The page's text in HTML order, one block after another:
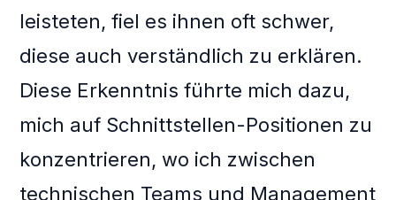
leisteten, fiel es ihnen oft schwer,
diese auch verständlich zu erklären.
Diese Erkenntnis führte mich dazu,
mich auf Schnittstellen-Positionen zu
konzentrieren, wo ich zwischen
technischen Teams und Management